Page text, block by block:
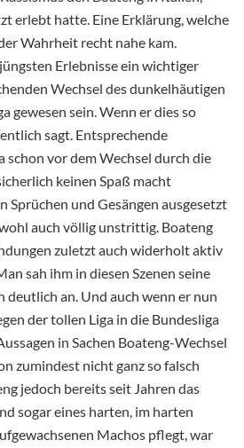
erlebt hatte. Eine Erklärung, welche
Wahrheit recht nahe kam.
Erlebnisse ein wichtiger
Wechsel des dunkelhäutigen
gewesen sein. Wenn er dies so
sagt. Entsprechende
vor dem Wechsel durch die
keinen Spaß macht
Sprüchen und Gesängen ausgesetzt
auch völlig unstrittig. Boateng
zuletzt auch widerholt aktiv
sah ihm in diesen Szenen seine
deutlich an. Und auch wenn er nun
der tollen Liga in die Bundesliga
in Sachen Boateng-Wechsel
zumindest nicht ganz so falsch
jedoch bereits seit Jahren das
sogar eines harten, im harten
Machos pflegt, war